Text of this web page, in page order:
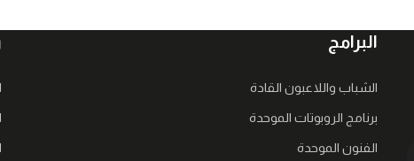
البرامج
الشباب واللاعبون القادة
برنامج الروبوتات الموحدة
الفنون الموحدة